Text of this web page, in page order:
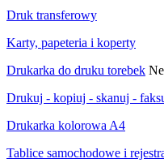
Druk transferowy
Karty, papeteria i koperty
Drukarka do druku torebek
Drukuj - kopiuj - skanuj -
Drukarka kolorowa A4
Tablice samochodowe i